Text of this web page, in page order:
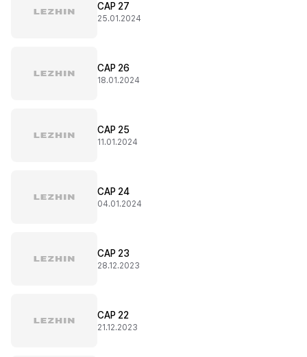
CAP 27
25.01.2024
CAP 26
18.01.2024
CAP 25
11.01.2024
CAP 24
04.01.2024
CAP 23
28.12.2023
CAP 22
21.12.2023